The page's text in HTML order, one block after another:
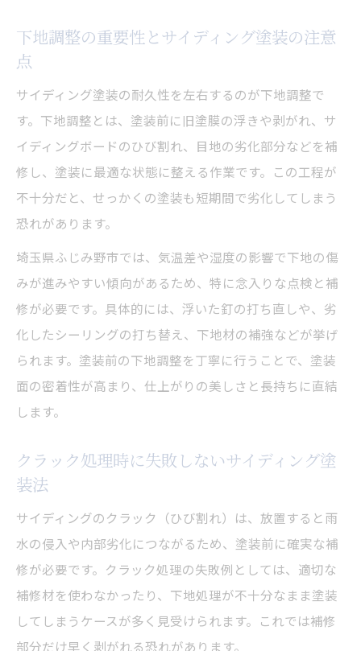
下地調整の重要性とサイディング塗装の注意
点
サイディング塗装の耐久性を左右するのが下地調整で
す。下地調整とは、塗装前に旧塗膜の浮きや剥がれ、サ
イディングボードのひび割れ、目地の劣化部分などを補
修し、塗装に最適な状態に整える作業です。この工程が
不十分だと、せっかくの塗装も短期間で劣化してしまう
恐れがあります。
埼玉県ふじみ野市では、気温差や湿度の影響で下地の傷
みが進みやすい傾向があるため、特に念入りな点検と補
修が必要です。具体的には、浮いた釘の打ち直しや、劣
化したシーリングの打ち替え、下地材の補強などが挙げ
られます。塗装前の下地調整を丁寧に行うことで、塗装
面の密着性が高まり、仕上がりの美しさと長持ちに直結
します。
クラック処理時に失敗しないサイディング塗
装法
サイディングのクラック（ひび割れ）は、放置すると雨
水の侵入や内部劣化につながるため、塗装前に確実な補
修が必要です。クラック処理の失敗例としては、適切な
補修材を使わなかったり、下地処理が不十分なまま塗装
してしまうケースが多く見受けられます。これでは補修
部分だけ早く剥がれる恐れがあります。